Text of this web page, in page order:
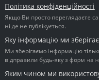
Політика конфіденційності
Якщо Ви просто переглядаєте
ні де не публікується.
Яку інформацію ми
Ми зберігаємо інформацію
відправили будь-яку з форм на
Яким чином ми